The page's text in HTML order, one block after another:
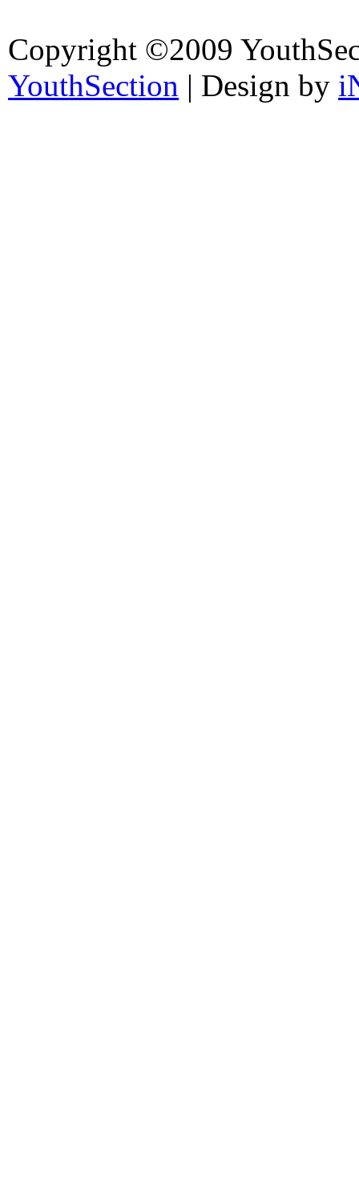
Copyright ©2009
YouthSection | Design by